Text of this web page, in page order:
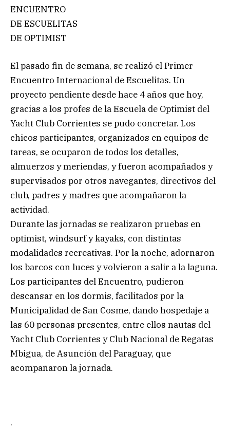
ENCUENTRO
DE ESCUELITAS
DE OPTIMIST
El pasado fin de semana, se realizó el Primer
Encuentro Internacional de Escuelitas. Un
proyecto pendiente desde hace 4 años que hoy,
gracias a los profes de la Escuela de Optimist del
Yacht Club Corrientes se pudo concretar. Los
chicos participantes, organizados en equipos de
tareas, se ocuparon de todos los detalles,
almuerzos y meriendas, y fueron acompañados y
supervisados por otros navegantes, directivos del
club, padres y madres que acompañaron la
actividad.
Durante las jornadas se realizaron pruebas en
optimist, windsurf y kayaks, con distintas
modalidades recreativas. Por la noche, adornaron
los barcos con luces y volvieron a salir a la laguna.
Los participantes del Encuentro, pudieron
descansar en los dormis, facilitados por la
Municipalidad de San Cosme, dando hospedaje a
las 60 personas presentes, entre ellos nautas del
Yacht Club Corrientes y Club Nacional de Regatas
Mbigua, de Asunción del Paraguay, que
acompañaron la jornada.
.